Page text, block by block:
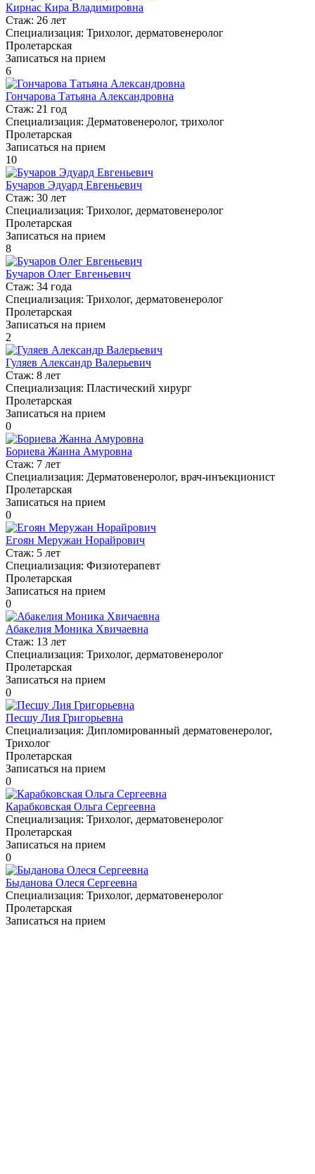
Кирнас Кира Владимировна
Стаж: 26 лет
Специализация: Трихолог, дерматовенеролог
Пролетарская
Записаться на прием
6
Гончарова Татьяна Александровна
Стаж: 21 год
Специализация: Дерматовенеролог, трихолог
Пролетарская
Записаться на прием
10
Бучаров Эдуард Евгеньевич
Стаж: 30 лет
Специализация: Трихолог, дерматовенеролог
Пролетарская
Записаться на прием
8
Бучаров Олег Евгеньевич
Стаж: 34 года
Специализация: Трихолог, дерматовенеролог
Пролетарская
Записаться на прием
2
Гуляев Александр Валерьевич
Стаж: 8 лет
Специализация: Пластический хирург
Пролетарская
Записаться на прием
0
Бориева Жанна Амуровна
Стаж: 7 лет
Специализация: Дерматовенеролог, врач-инъекционист
Пролетарская
Записаться на прием
0
Егоян Меружан Норайрович
Стаж: 5 лет
Специализация: Физиотерапевт
Пролетарская
Записаться на прием
0
Абакелия Моника Хвичаевна
Стаж: 13 лет
Специализация: Трихолог, дерматовенеролог
Пролетарская
Записаться на прием
0
Песшу Лия Григорьевна
Специализация: Дипломированный дерматовенеролог,
Трихолог
Пролетарская
Записаться на прием
0
Карабковская Ольга Сергеевна
Специализация: Трихолог, дерматовенеролог
Пролетарская
Записаться на прием
0
Быданова Олеся Сергеевна
Специализация: Трихолог, дерматовенеролог
Пролетарская
Записаться на прием